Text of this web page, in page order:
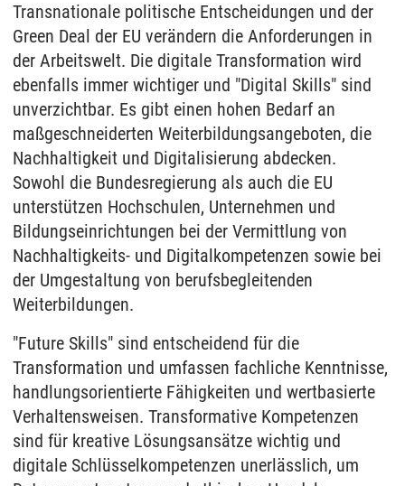
Transnationale politische Entscheidungen und der
Green Deal der EU verändern die Anforderungen in
der Arbeitswelt. Die digitale Transformation wird
ebenfalls immer wichtiger und "Digital Skills" sind
unverzichtbar. Es gibt einen hohen Bedarf an
maßgeschneiderten Weiterbildungsangeboten, die
Nachhaltigkeit und Digitalisierung abdecken.
Sowohl die Bundesregierung als auch die EU
unterstützen Hochschulen, Unternehmen und
Bildungseinrichtungen bei der Vermittlung von
Nachhaltigkeits- und Digitalkompetenzen sowie bei
der Umgestaltung von berufsbegleitenden
Weiterbildungen.
"Future Skills" sind entscheidend für die
Transformation und umfassen fachliche Kenntnisse,
handlungsorientierte Fähigkeiten und wertbasierte
Verhaltensweisen. Transformative Kompetenzen
sind für kreative Lösungsansätze wichtig und
digitale Schlüsselkompetenzen unerlässlich, um